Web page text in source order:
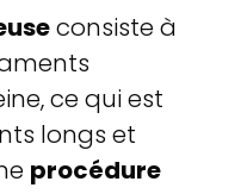
consiste à
ce qui est
longs et
procédure